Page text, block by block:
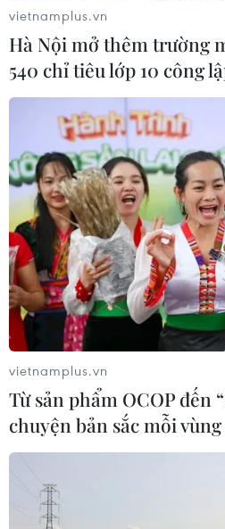
vietnamplus.vn
Hà Nội mở thêm trường
540 chỉ tiêu lớp 10 công
vietnamplus.vn
Từ sản phẩm OCOP đến
chuyện bản sắc mỗi